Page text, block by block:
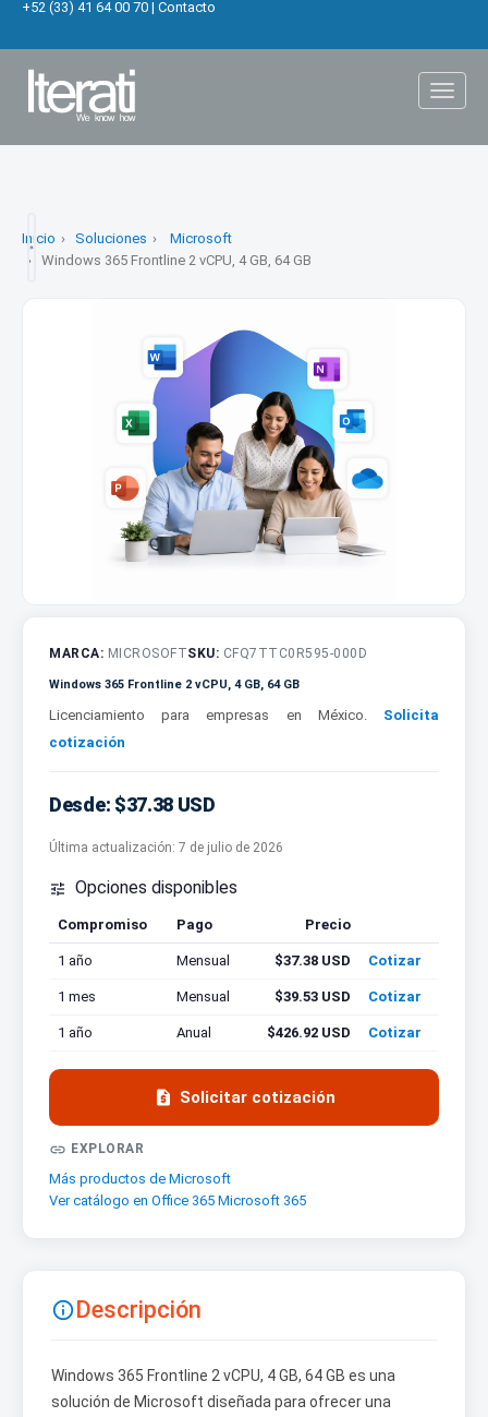
+52 (33) 41 64 00 70 | Contacto
Inicio Soluciones
Microsoft
Windows 365 Frontline 2 vCPU, 4 GB, 64 GB
MARCA: MICROSOFTSKU: CFQ7TTC0R595-000D
Windows 365 Frontline 2 vCPU, 4 GB, 64 GB
Licenciamiento para empresas en México. Solicita
cotización
Desde: $37.38 USD
Última actualización: 7 de julio de 2026
 Opciones disponibles
Compromiso Pago Precio
1 año
Mensual $37.38 USD Cotizar
1 mes Mensual $39.53 USD Cotizar
1 año Anual $426.92 USD Cotizar
 Solicitar cotización
 EXPLORAR
Más productos de Microsoft
Ver catálogo en Office 365 Microsoft 365
Descripción
Windows 365 Frontline 2 vCPU, 4 GB, 64 GB es una
solución de Microsoft diseñada para ofrecer una